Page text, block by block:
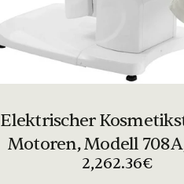
Elektrischer
Motoren, Modell
2,262.36€